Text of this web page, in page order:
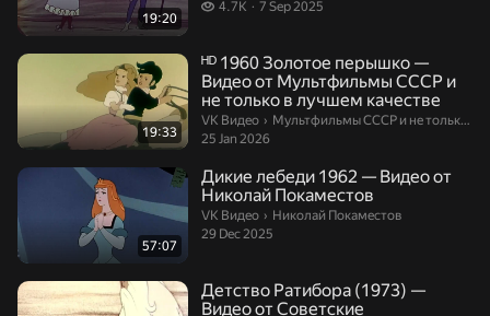
19:20
4.7K
4.7 thousand views
7 Sep 2025
19:33
ᴴᴰ 1960 Золотое перышко —
Видео от Мультфильмы СССР и
не только в лучшем качестве
VK Видео › Мультфильмы СССР и не только в
Мультфильмы СССР и не только в лучшем качестве
25 Jan 2026
57:07
Дикие лебеди 1962 — Видео от
Николай Покаместов
VK Видео › Николай Покаместов.
Николай Покаместов
29 Dec 2025
Детство Ратибора (1973) —
Видео от Советские